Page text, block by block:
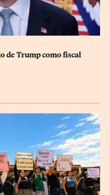
de Trump como fiscal